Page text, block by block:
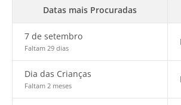
Datas mais Procuradas
7 de setembro
Faltam 29 dias
Dia das Crianças
Faltam 2 meses